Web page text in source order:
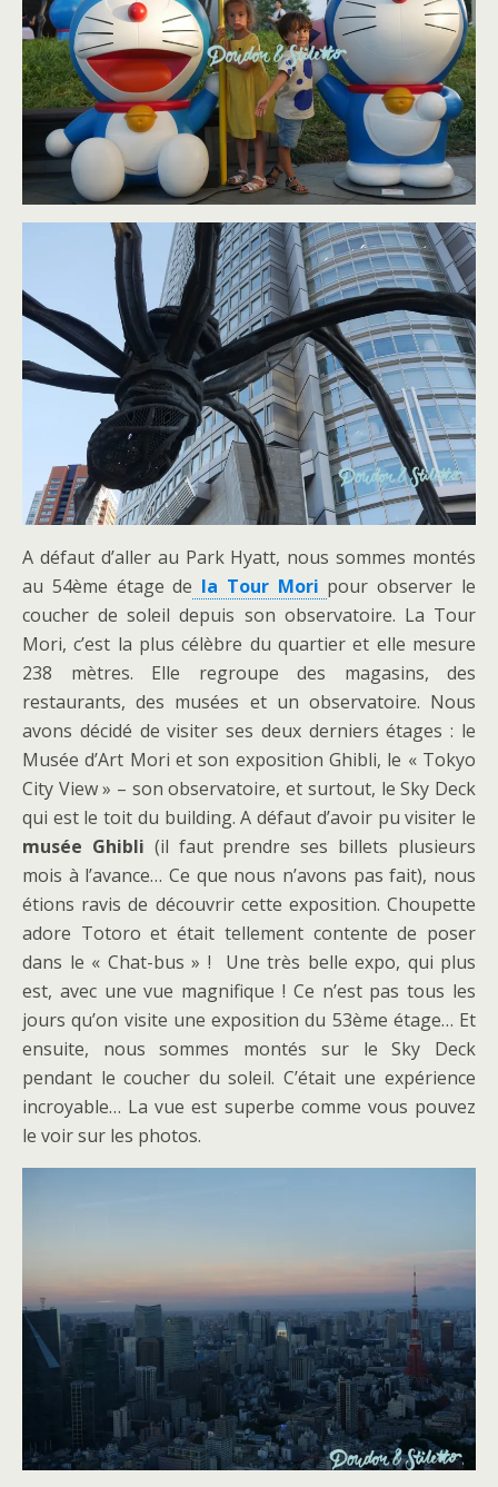
A défaut d’aller au Park Hyatt, nous sommes montés
au 54ème étage de la Tour Mori pour observer le
coucher de soleil depuis son observatoire. La Tour
Mori, c’est la plus célèbre du quartier et elle mesure
238 mètres. Elle regroupe des magasins, des
restaurants, des musées et un observatoire. Nous
avons décidé de visiter ses deux derniers étages : le
Musée d’Art Mori et son exposition Ghibli, le « Tokyo
City View » – son observatoire, et surtout, le Sky Deck
qui est le toit du building. A défaut d’avoir pu visiter le
musée Ghibli (il faut prendre ses billets plusieurs
mois à l’avance… Ce que nous n’avons pas fait), nous
étions ravis de découvrir cette exposition. Choupette
adore Totoro et était tellement contente de poser
dans le « Chat-bus » ! Une très belle expo, qui plus
est, avec une vue magnifique ! Ce n’est pas tous les
jours qu’on visite une exposition du 53ème étage… Et
ensuite, nous sommes montés sur le Sky Deck
pendant le coucher du soleil. C’était une expérience
incroyable… La vue est superbe comme vous pouvez
le voir sur les photos.